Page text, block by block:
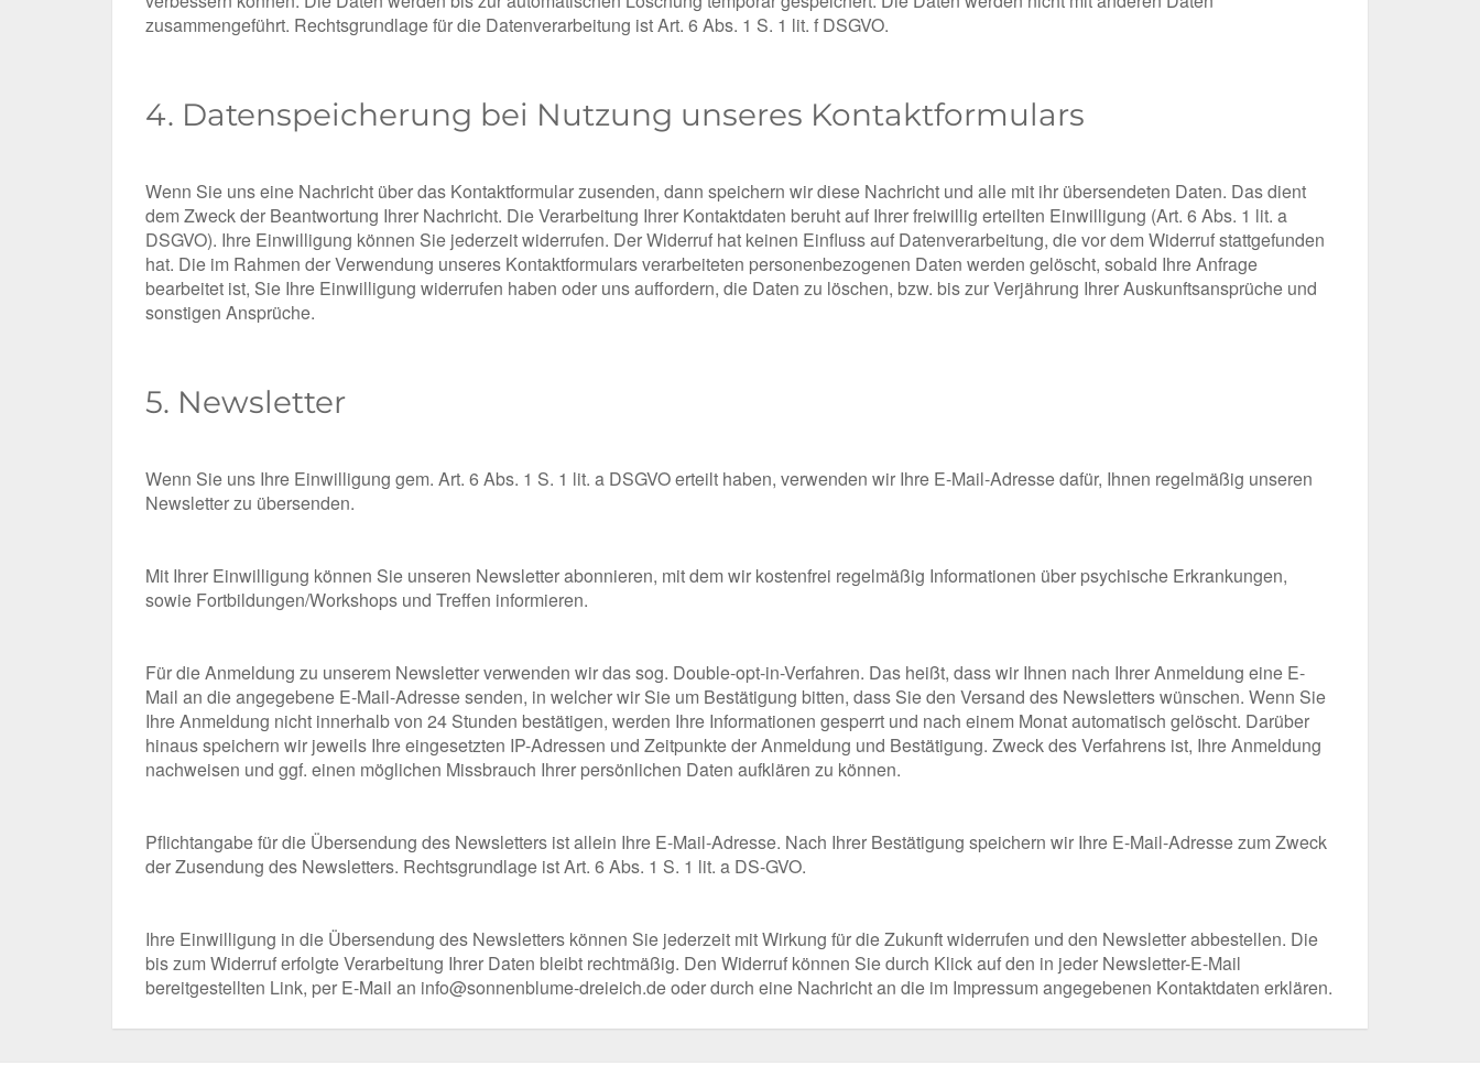
zusammengeführt. Rechtsgrundlage für die Datenverarbeitung ist Art. 6 Abs. 1 S. 1 lit. f DSGVO.
4. Datenspeicherung bei Nutzung unseres Kontaktformulars
Wenn Sie uns eine Nachricht über das Kontaktformular zusenden, dann speichern wir diese Nachricht und alle mit ihr übersendeten Daten. Das dient
dem Zweck der Beantwortung Ihrer Nachricht. Die Verarbeitung Ihrer Kontaktdaten beruht auf Ihrer freiwillig erteilten Einwilligung (Art. 6 Abs. 1 lit. a
DSGVO). Ihre Einwilligung können Sie jederzeit widerrufen. Der Widerruf hat keinen Einfluss auf Datenverarbeitung, die vor dem Widerruf stattgefunden
hat. Die im Rahmen der Verwendung unseres Kontaktformulars verarbeiteten personenbezogenen Daten werden gelöscht, sobald Ihre Anfrage
bearbeitet ist, Sie Ihre Einwilligung widerrufen haben oder uns auffordern, die Daten zu löschen, bzw. bis zur Verjährung Ihrer Auskunftsansprüche und
sonstigen Ansprüche.
5. Newsletter
Wenn Sie uns Ihre Einwilligung gem. Art. 6 Abs. 1 S. 1 lit. a DSGVO erteilt haben, verwenden wir Ihre E-Mail-Adresse dafür, Ihnen regelmäßig unseren
Newsletter zu übersenden.
Mit Ihrer Einwilligung können Sie unseren Newsletter abonnieren, mit dem wir kostenfrei regelmäßig Informationen über psychische Erkrankungen,
sowie Fortbildungen/Workshops und Treffen informieren.
Für die Anmeldung zu unserem Newsletter verwenden wir das sog. Double-opt-in-Verfahren. Das heißt, dass wir Ihnen nach Ihrer Anmeldung eine E-
Mail an die angegebene E-Mail-Adresse senden, in welcher wir Sie um Bestätigung bitten, dass Sie den Versand des Newsletters wünschen. Wenn Sie
Ihre Anmeldung nicht innerhalb von 24 Stunden bestätigen, werden Ihre Informationen gesperrt und nach einem Monat automatisch gelöscht. Darüber
hinaus speichern wir jeweils Ihre eingesetzten IP-Adressen und Zeitpunkte der Anmeldung und Bestätigung. Zweck des Verfahrens ist, Ihre Anmeldung
nachweisen und ggf. einen möglichen Missbrauch Ihrer persönlichen Daten aufklären zu können.
Pflichtangabe für die Übersendung des Newsletters ist allein Ihre E-Mail-Adresse. Nach Ihrer Bestätigung speichern wir Ihre E-Mail-Adresse zum Zweck
der Zusendung des Newsletters. Rechtsgrundlage ist Art. 6 Abs. 1 S. 1 lit. a DS-GVO.
Ihre Einwilligung in die Übersendung des Newsletters können Sie jederzeit mit Wirkung für die Zukunft widerrufen und den Newsletter abbestellen. Die
bis zum Widerruf erfolgte Verarbeitung Ihrer Daten bleibt rechtmäßig. Den Widerruf können Sie durch Klick auf den in jeder Newsletter-E-Mail
bereitgestellten Link, per E-Mail an info@sonnenblume-dreieich.de oder durch eine Nachricht an die im Impressum angegebenen Kontaktdaten erklären.